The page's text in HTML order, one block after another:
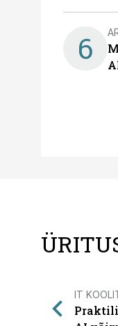
6
IT